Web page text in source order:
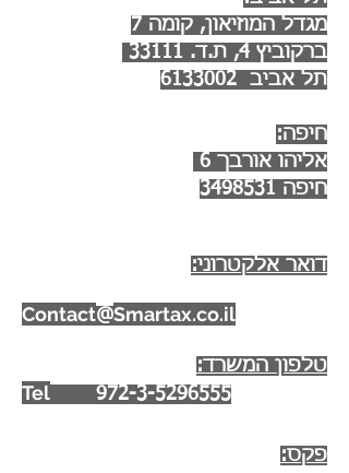
מגדל המוזיאון, קומה 7
ברקוביץ 4, ת.ד. 33111
תל אביב 6133002
חיפה:
אליהו אורבך 6
חיפה 3498531
דואר אלקטרוני:
Contact@Smartax.co.il
טלפון המשרד:
Tel 972-3-5296555
פקס: